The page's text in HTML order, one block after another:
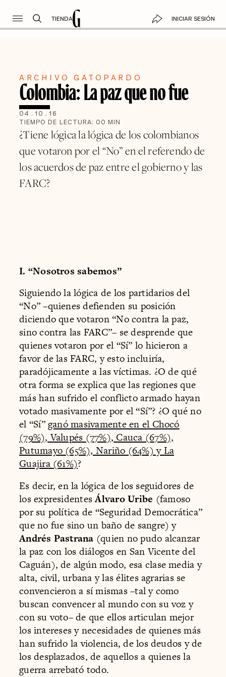
TIENDA INICIAR SESIÓN
ARCHIVO GATOPARDO
Colombia: La paz que no fue
04 . 10 . 16
TIEMPO DE LECTURA: 00 MIN
¿Tiene lógica la lógica de los colombianos
que votaron por el “No” en el referendo de
los acuerdos de paz entre el gobierno y las
FARC?
I. “Nosotros sabemos”
Siguiendo la lógica de los partidarios del
“No” –quienes defienden su posición
diciendo que votaron “No contra la paz,
sino contra las FARC”– se desprende que
quienes votaron por el “Sí” lo hicieron a
favor de las FARC, y esto incluiría,
paradójicamente a las víctimas. ¿O de qué
otra forma se explica que las regiones que
más han sufrido el conflicto armado hayan
votado masivamente por el “Sí”? ¿O qué no
el “Sí”ganó masivamente en el Chocó
(79%), Valupés (77%), Cauca (67%),
Putumayo (65%), Nariño (64%) y La
Guajira (61%)?
Es decir, en la lógica de los seguidores de
los expresidentesÁlvaro Uribe (famoso
por su política de “Seguridad Democrática”
que no fue sino un baño de sangre) y
Andrés Pastrana (quien no pudo alcanzar
la paz con los diálogos en San Vicente del
Caguán), de algún modo, esa clase media y
alta, civil, urbana y las élites agrarias se
convencieron a sí mismas –tal y como
buscan convencer al mundo con su voz y
con su voto– de que ellos articulan mejor
los intereses y necesidades de quienes más
han sufrido la violencia, de los deudos y de
los desplazados, de aquellos a quienes la
guerra arrebató todo.